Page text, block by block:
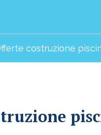
costruzione